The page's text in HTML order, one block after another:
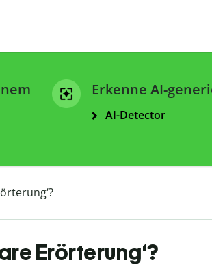
Erkenne AI-
AI-Detector
Erörterung‘?